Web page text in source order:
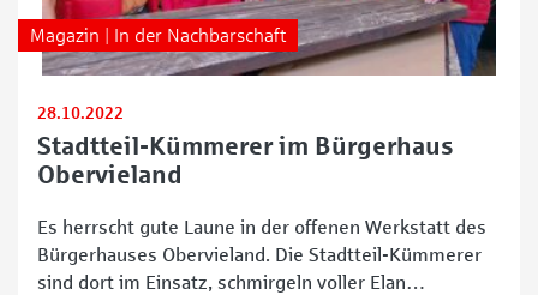
Magazin | In der Nachbarschaft
28.10.2022
Stadtteil-Kümmerer im Bürgerhaus
Obervieland
Es herrscht gute Laune in der offenen Werkstatt des
Bürgerhauses Obervieland. Die Stadtteil-Kümmerer
sind dort im Einsatz, schmirgeln voller Elan